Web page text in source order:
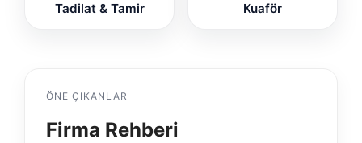
Tadilat & Tamir Kuaför
ÖNE ÇIKANLAR
Firma Rehberi